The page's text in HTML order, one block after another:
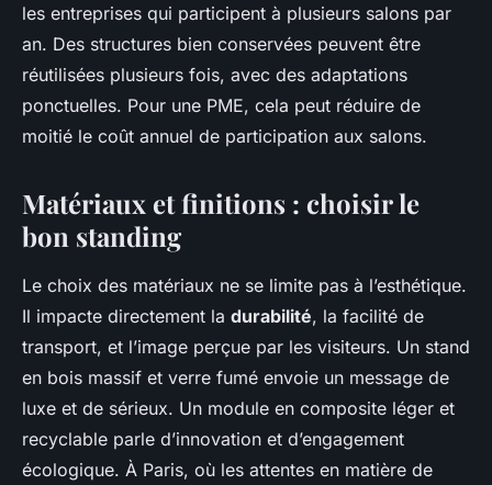
les entreprises qui participent à plusieurs salons par
an. Des structures bien conservées peuvent être
réutilisées plusieurs fois, avec des adaptations
ponctuelles. Pour une PME, cela peut réduire de
moitié le coût annuel de participation aux salons.
Matériaux et finitions : choisir le
bon standing
Le choix des matériaux ne se limite pas à l’esthétique.
Il impacte directement la durabilité, la facilité de
transport, et l’image perçue par les visiteurs. Un stand
en bois massif et verre fumé envoie un message de
luxe et de sérieux. Un module en composite léger et
recyclable parle d’innovation et d’engagement
écologique. À Paris, où les attentes en matière de